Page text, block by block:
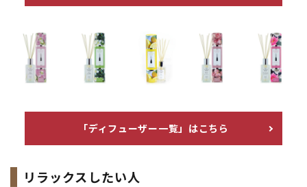
「ディフューザー一覧」はこちら
リラックスしたい人